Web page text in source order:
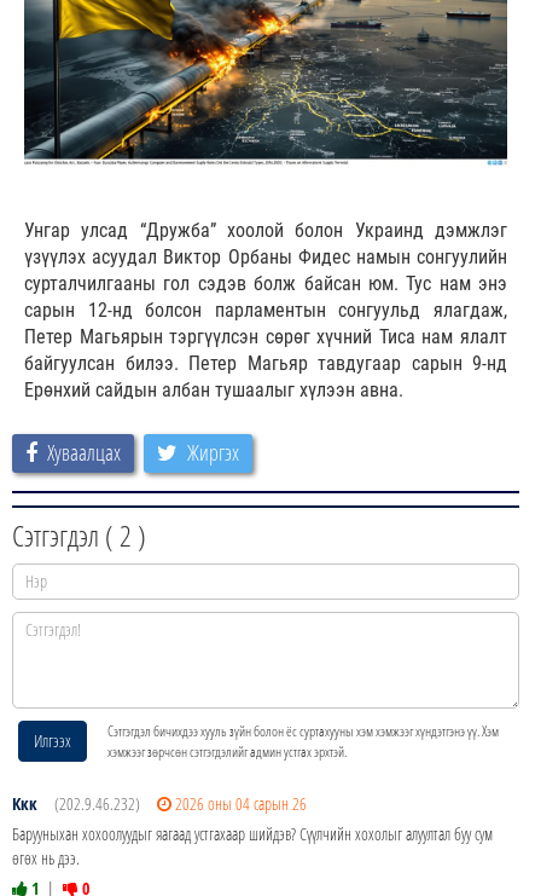
Унгар улсад “Дружба” хоолой болон Украинд дэмжлэг
үзүүлэх асуудал Виктор Орбаны Фидес намын сонгуулийн
сурталчилгааны гол сэдэв болж байсан юм. Тус нам энэ
сарын 12-нд болсон парламентын сонгуульд ялагдаж,
Петер Магьярын тэргүүлсэн сөрөг хүчний Тиса нам ялалт
байгуулсан билээ. Петер Магьяр тавдугаар сарын 9-нд
Ерөнхий сайдын албан тушаалыг хүлээн авна.
Хуваалцах Жиргэх
Сэтгэгдэл (2 )
Илгээх
Сэтгэгдэл бичихдээ хууль зүйн болон ёс суртахууны хэм хэмжээг хүндэтгэнэ үү. Хэм
хэмжээг зөрчсөн сэтгэгдэлийг админ устгах эрхтэй.
Ккк (202.9.46.232)
2026 оны 04 сарын 26
Барууныхан хохоолуудыг яагаад устгахаар шийдэв? Сүүлчийн хохолыг алуултал буу сум
өгөх нь дээ.
1 | 0